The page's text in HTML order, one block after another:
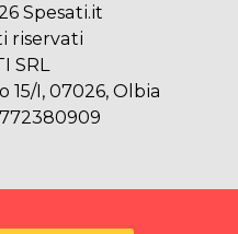
Spesati.it
riservati
SRL
15/I, 07026, Olbia